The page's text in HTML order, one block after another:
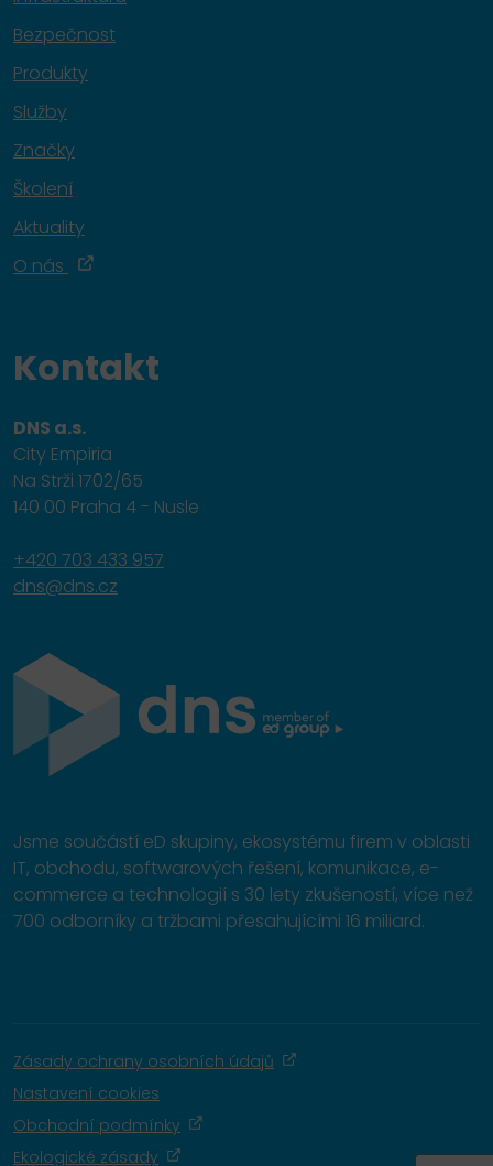
Bezpečnost
Produkty
Služby
Značky
Školení
Aktuality
O nás
Kontakt
DNS a.s.
City Empiria
Na Strži 1702/65
140 00 Praha 4 - Nusle
+420 703 433 957
dns@dns.cz
Jsme součástí eD skupiny, ekosystému firem v oblasti
IT, obchodu, softwarových řešení, komunikace, e-
commerce a technologií s 30 lety zkušeností, více než
700 odborníky a tržbami přesahujícími 16 miliard.
Zásady ochrany osobních údajů
Nastavení cookies
Obchodní podmínky
Ekologické zásady